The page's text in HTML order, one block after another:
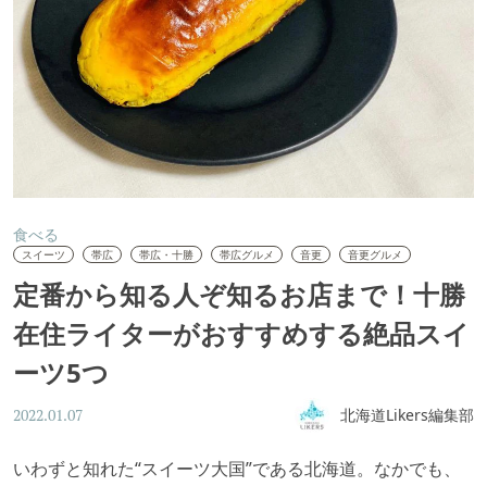
食べる
スイーツ 帯広 帯広・十勝 帯広グルメ 音更 音更グルメ
定番から知る人ぞ知るお店まで！十勝
在住ライターがおすすめする絶品スイ
ーツ5つ
2022.01.07 北海道Likers編集部
いわずと知れた“スイーツ大国”である北海道。なかでも、